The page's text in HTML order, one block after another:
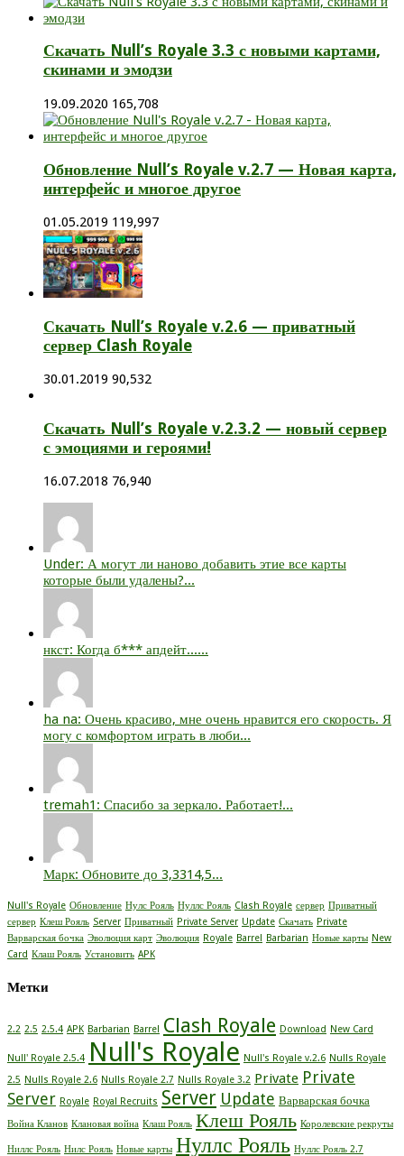
Скачать Null’s Royale 3.3 с новыми картами,
скинами и эмодзи
19.09.2020 165,708
Обновление Null’s Royale v.2.7 — Новая карта,
интерфейс и многое другое
01.05.2019 119,997
Скачать Null’s Royale v.2.6 — приватный
сервер Clash Royale
30.01.2019 90,532
Скачать Null’s Royale v.2.3.2 — новый сервер
с эмоциями и героями!
16.07.2018 76,940
Under: А могут ли наново добавить этие все карты
которые были удалены?...
нкст: Когда б*** апдейт......
ha na: Очень красиво, мне очень нравится его скорость. Я
могу с комфортом играть в люби...
tremah1: Спасибо за зеркало. Работает!...
Марк: Обновите до 3,3314,5...
Null's Royale Обновление Нулс Рояль Нуллс Рояль Clash Royale сервер Приватный
сервер Клеш Рояль Server Приватный Private Server Update Скачать Private
Варварская бочка Эволюция карт Эволюция Royale Barrel Barbarian Новые карты New
Card Клаш Рояль Установить APK
Метки
2.2 2.5 2.5.4 APK Barbarian Barrel Clash Royale Download New Card
Null' Royale 2.5.4 Null's Royale Null's Royale v.2.6 Nulls Royale
2.5 Nulls Royale 2.6 Nulls Royale 2.7 Nulls Royale 3.2 Private Private
Server Royale Royal Recruits Server Update Варварская бочка
Война Кланов Клановая война Клаш Рояль Клеш Рояль Королевские рекруты
Ниллс Рояль Нилс Рояль Новые карты Нуллс Рояль Нуллс Рояль 2.7